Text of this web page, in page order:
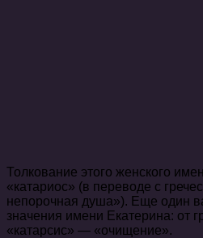
Толкование этого женского
«катариос» (в переводе с
непорочная душа»). Еще один
значения имени Екатерина: от
«катарсис» — «очищение».